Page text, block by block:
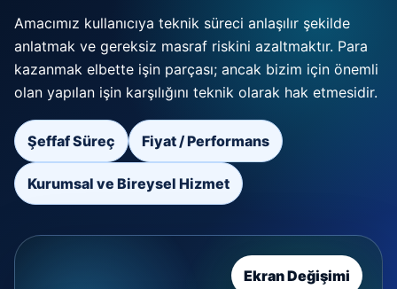
Amacımız kullanıcıya teknik süreci anlaşılır şekilde
anlatmak ve gereksiz masraf riskini azaltmaktır. Para
kazanmak elbette işin parçası; ancak bizim için önemli
olan yapılan işin karşılığını teknik olarak hak etmesidir.
Şeffaf Süreç Fiyat / Performans
Kurumsal ve Bireysel Hizmet
Ekran Değişimi